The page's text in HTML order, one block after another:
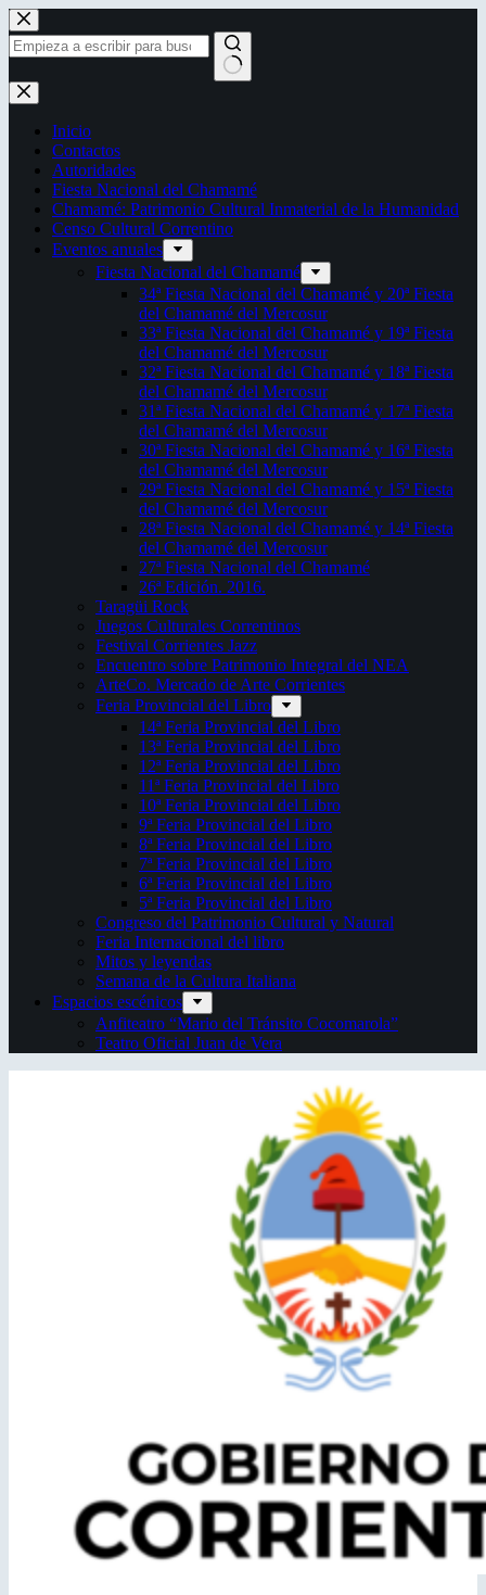
Saltar
al
contenido
Sin
resultados
Inicio
Contactos
Autoridades
Fiesta Nacional del Chamamé
Chamamé: Patrimonio Cultural Inmaterial de la Humanidad
Censo Cultural Correntino
Eventos anuales
Fiesta Nacional del Chamamé
34ª Fiesta Nacional del Chamamé y 20ª Fiesta
del Chamamé del Mercosur
33ª Fiesta Nacional del Chamamé y 19ª Fiesta
del Chamamé del Mercosur
32ª Fiesta Nacional del Chamamé y 18ª Fiesta
del Chamamé del Mercosur
31ª Fiesta Nacional del Chamamé y 17ª Fiesta
del Chamamé del Mercosur
30ª Fiesta Nacional del Chamamé y 16ª Fiesta
del Chamamé del Mercosur
29ª Fiesta Nacional del Chamamé y 15ª Fiesta
del Chamamé del Mercosur
28ª Fiesta Nacional del Chamamé y 14ª Fiesta
del Chamamé del Mercosur
27ª Fiesta Nacional del Chamamé
26ª Edición. 2016.
Taragüi Rock
Juegos Culturales Correntinos
Festival Corrientes Jazz
Encuentro sobre Patrimonio Integral del NEA
ArteCo. Mercado de Arte Corrientes
Feria Provincial del Libro
14ª Feria Provincial del Libro
13ª Feria Provincial del Libro
12ª Feria Provincial del Libro
11ª Feria Provincial del Libro
10ª Feria Provincial del Libro
9ª Feria Provincial del Libro
8ª Feria Provincial del Libro
7ª Feria Provincial del Libro
6ª Feria Provincial del Libro
5ª Feria Provincial del Libro
Congreso del Patrimonio Cultural y Natural
Feria Internacional del libro
Mitos y leyendas
Semana de la Cultura Italiana
Espacios escénicos
Anfiteatro “Mario del Tránsito Cocomarola”
Teatro Oficial Juan de Vera